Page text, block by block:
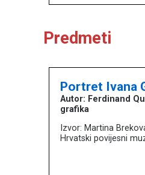
Predmeti
Portret Ivana
Autor: Ferdinand
grafika
Izvor: Martina
Hrvatski povijesni